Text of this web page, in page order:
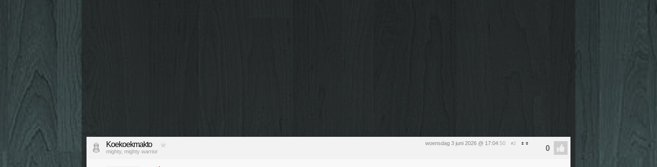
woensdag 3 juni 2026 @ 17:04:50 #2
Koekoekmakto
mighty, mighty warrior